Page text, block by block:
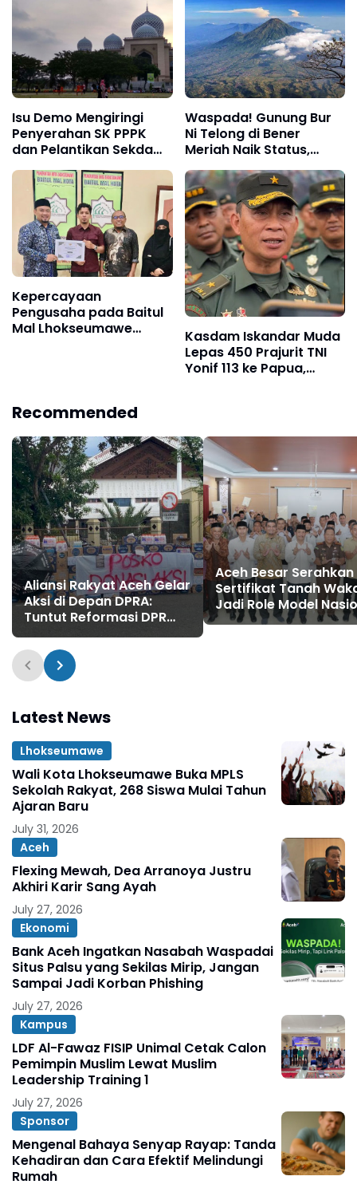
Isu Demo Mengiringi
Penyerahan SK PPPK
dan Pelantikan Sekda
Lhokseumawe
​Waspada! Gunung Bur
Ni Telong di Bener
Meriah Naik Status,
Radius 1,5 Km Dilarang
Dilintasi
Kepercayaan
Pengusaha pada Baitul
Mal Lhokseumawe
Kasdam Iskandar Muda
Lepas 450 Prajurit TNI
Yonif 113 ke Papua,
Recommended
Aliansi Rakyat Aceh Gelar
Aksi di Depan DPRA:
Tuntut Reformasi DPR
dan Polri
Aceh Besar
Sertifikat Tanah
Jadi Role Model
Latest News
Lhokseumawe
Wali Kota Lhokseumawe Buka MPLS
Sekolah Rakyat, 268 Siswa Mulai Tahun
Ajaran Baru
July 31, 2026
Aceh
Flexing Mewah, Dea Arranoya Justru
Akhiri Karir Sang Ayah
July 27, 2026
Ekonomi
Bank Aceh Ingatkan Nasabah Waspadai
Situs Palsu yang Sekilas Mirip, Jangan
Sampai Jadi Korban Phishing
July 27, 2026
Kampus
LDF Al-Fawaz FISIP Unimal Cetak Calon
Pemimpin Muslim Lewat Muslim
Leadership Training 1
July 27, 2026
Sponsor
Mengenal Bahaya Senyap Rayap: Tanda
Kehadiran dan Cara Efektif Melindungi
Rumah